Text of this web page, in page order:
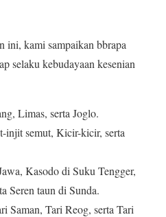
ini, kami sampaikan bbrapa
selaku kebudayaan kesenian
Limas, serta Joglo.
injit semut, Kicir-kicir, serta
Kasodo di Suku Tengger,
Seren taun di Sunda.
Saman, Tari Reog, serta Tari